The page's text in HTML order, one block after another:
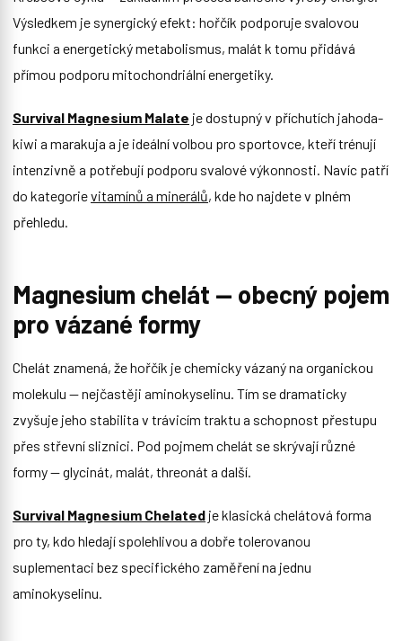
Výsledkem je synergický efekt: hořčík podporuje svalovou
funkci a energetický metabolismus, malát k tomu přidává
přímou podporu mitochondriální energetiky.
Survival Magnesium Malate je dostupný v příchutích jahoda-
kiwi a marakuja a je ideální volbou pro sportovce, kteří trénují
intenzivně a potřebují podporu svalové výkonnosti. Navíc patří
do kategorievitamínů a minerálů, kde ho najdete v plném
přehledu.
Magnesium chelát — obecný pojem
pro vázané formy
Chelát znamená, že hořčík je chemicky vázaný na organickou
molekulu — nejčastěji aminokyselinu. Tím se dramaticky
zvyšuje jeho stabilita v trávicím traktu a schopnost přestupu
přes střevní sliznici. Pod pojmem chelát se skrývají různé
formy — glycinát, malát, threonát a další.
Survival Magnesium Chelated je klasická chelátová forma
pro ty, kdo hledají spolehlivou a dobře tolerovanou
suplementaci bez specifického zaměření na jednu
aminokyselinu.